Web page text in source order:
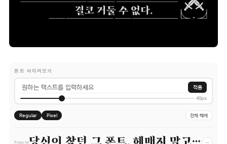
폰트 미리써보기
적용
40px
Regular Pixel 전체 해제
Regular